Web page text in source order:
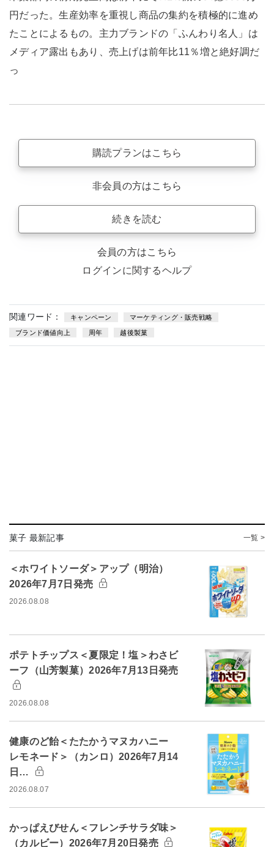
円だった。生産効率を重視し商品の集約を積極的に進め
たことによるもの。主力ブランドの「ふんわり名人」は
メディア露出もあり、売上げは前年比11％増と絶好調だ
っ
購読プランはこちら
非会員の方はこちら
続きを読む
会員の方はこちら
ログインに関するヘルプ
関連ワード： キャンペーン マーケティング・販売戦略
ブランド価値向上 周年 越後製菓
菓子 最新記事 一覧 >
＜ホワイトソーダ＞アップ（明治）
2026年7月7日発売
2026.08.08
ポテトチップス＜夏限定！塩＞わさビ
ーフ（山芳製菓）2026年7月13日発売
2026.08.08
健康のど飴＜たたかうマヌカハニー
レモネード＞（カンロ）2026年7月14
日…
2026.08.07
かっぱえびせん＜フレンチサラダ味＞
（カルビー）2026年7月20日発売